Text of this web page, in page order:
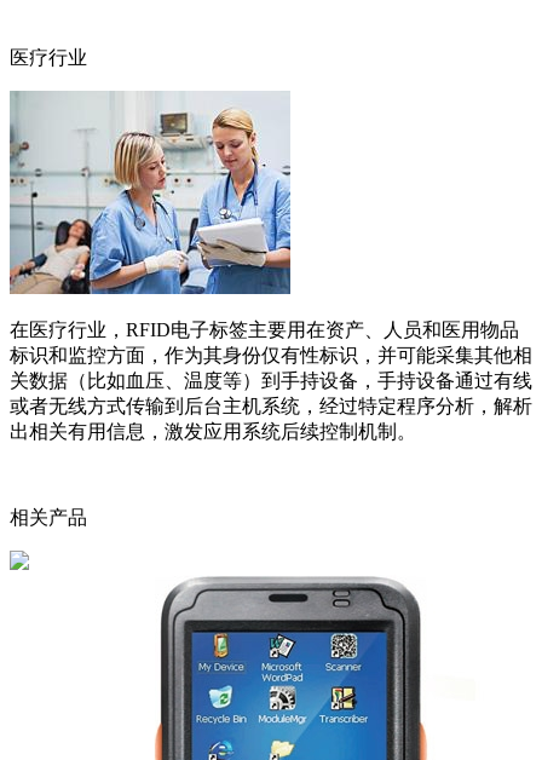
医疗行业
在医疗行业，RFID电子标签主要用在资产、人员和医用物品
标识和监控方面，作为其身份仅有性标识，并可能采集其他相
关数据（比如血压、温度等）到手持设备，手持设备通过有线
或者无线方式传输到后台主机系统，经过特定程序分析，解析
出相关有用信息，激发应用系统后续控制机制。
相关产品